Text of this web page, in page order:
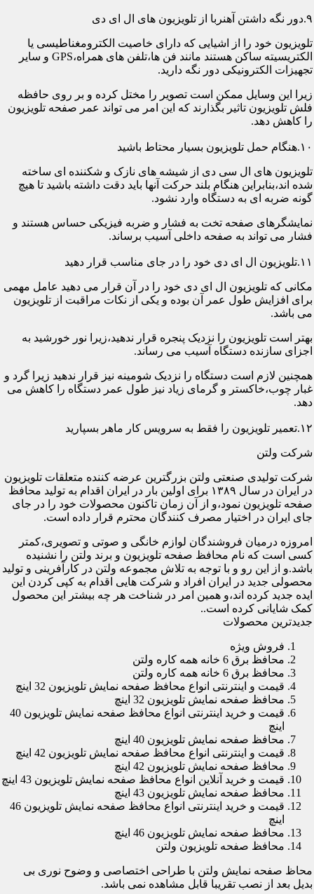
۹.دور نگه داشتن آهنربا از تلویزیون های ال ای دی
تلویزیون خود را از اشیایی که دارای خاصیت الکترومغناطیسی یا
الکتریسیته ساکن هستند مانند فن ها،تلفن های همراه،GPS و سایر
تجهیزات الکترونیکی دور نگه دارید.
زیرا این وسایل ممکن است تصویر را مختل کرده و بر روی حافظه
فلش تلویزیون تاثیر بگذارند که این امر می تواند عمر صفحه تلویزیون
را کاهش دهد.
۱۰.هنگام حمل تلویزیون بسیار محتاط باشید
تلویزیون های ال سی دی از شیشه های نازک و شکننده ای ساخته
شده اند،بنابراین هنگام بلند حرکت آنها باید دقت داشته باشید تا هیچ
گونه ضربه ای به دستگاه وارد نشود.
نمایشگرهای صفحه تخت به فشار و ضربه فیزیکی حساس هستند و
فشار می تواند به صفحه داخلی آسیب برساند.
۱۱.تلویزیون ال ای دی خود را در جای مناسب قرار دهید
مکانی که تلویزیون ال ای دی خود را در آن قرار می دهید عامل مهمی
برای افزایش طول عمر آن بوده و یکی از نکات مراقبت از تلویزیون
می باشد.
بهتر است تلویزیون را نزدیک پنجره قرار ندهید،زیرا نور خورشید به
اجزای سازنده دستگاه آسیب می رساند.
همچنین لازم است دستگاه را نزدیک شومینه نیز قرار ندهید زیرا گرد و
غبار چوب،خاکستر و گرمای زیاد نیز طول عمر دستگاه را کاهش می
دهد.
۱۲.تعمیر تلویزیون را فقط به سرویس کار ماهر بسپارید
شرکت ولتن
شرکت تولیدی صنعتی ولتن بزرگترین عرضه کننده متعلقات تلویزیون
در ایران در سال ۱۳۸۹ برای اولین بار در ایران اقدام به تولید محافظ
صفحه تلویزیون نمود،و از آن زمان تاکنون محصولات خود را در جای
جای ایران در اختیار مصرف کنندگان محترم قرار داده است.
امروزه درمیان فروشندگان لوازم خانگی و صوتی و تصویری،کمتر
کسی است که نام محافظ صفحه تلویزیون و برند ولتن را نشنیده
باشد.و از این رو و با توجه به تلاش مجموعه ولتن در کارآفرینی و تولید
محصولی جدید در ایران افراد و شرکت هایی اقدام به کپی کردن این
ایده جدید کرده اند،و همین امر در شناخت هر چه بیشتر این محصول
کمک شایانی کرده است..
جدیدترین محصولات
فروش ویژه
محافظ برق 6 خانه همه کاره ولتن
محافظ برق 6 خانه همه کاره ولتن
قیمت و اینترنتی انواع محافظ صفحه نمایش تلویزیون 32 اینچ
محافظ صفحه نمایش تلویزیون 32 اینچ
قیمت و خرید اینترنتی انواع محافظ صفحه نمایش تلویزیون 40
اینچ
محافظ صفحه نمایش تلویزیون 40 اینچ
قیمت و اینترنتی انواع محافظ صفحه نمایش تلویزیون 42 اینچ
محافظ صفحه نمایش تلویزیون 42 اینچ
قیمت و خرید آنلاین انواع محافظ صفحه نمایش تلویزیون 43 اینچ
محافظ صفحه نمایش تلویزیون 43 اینچ
قیمت و خرید اینترنتی انواع محافظ صفحه نمایش تلویزیون 46
اینچ
محافظ صفحه نمایش تلویزیون 46 اینچ
محافظ صفحه تلویزیون ولتن
محاظ صفحه نمایش ولتن با طراحی اختصاصی و وضوح نوری بی
بدیل بعد از نصب تقریبا قابل مشاهده نمی باشد.